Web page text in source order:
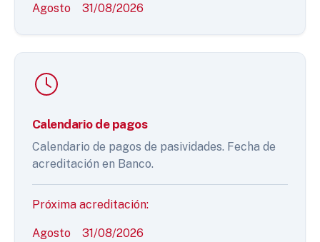
Agosto 31/08/2026
Calendario de pagos
Calendario de pagos de pasividades. Fecha de
acreditación en Banco.
Próxima acreditación:
Agosto 31/08/2026